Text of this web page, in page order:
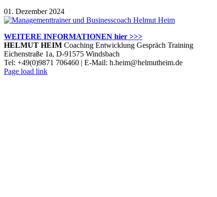
01. Dezember 2024
WEITERE INFORMATIONEN hier >>>
HELMUT HEIM Coaching Entwicklung Gespräch Training
Eichenstraße 1a, D-91575 Windsbach
Tel: +49(0)9871 706460 | E-Mail: h.heim@helmutheim.de
Twitter
Facebook
LinkedIn
Xing
Instagram
Page load link